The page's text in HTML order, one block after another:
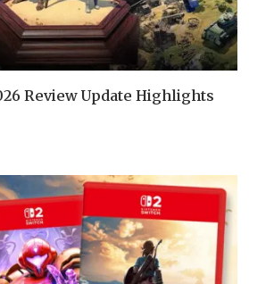
Review Update Highlights